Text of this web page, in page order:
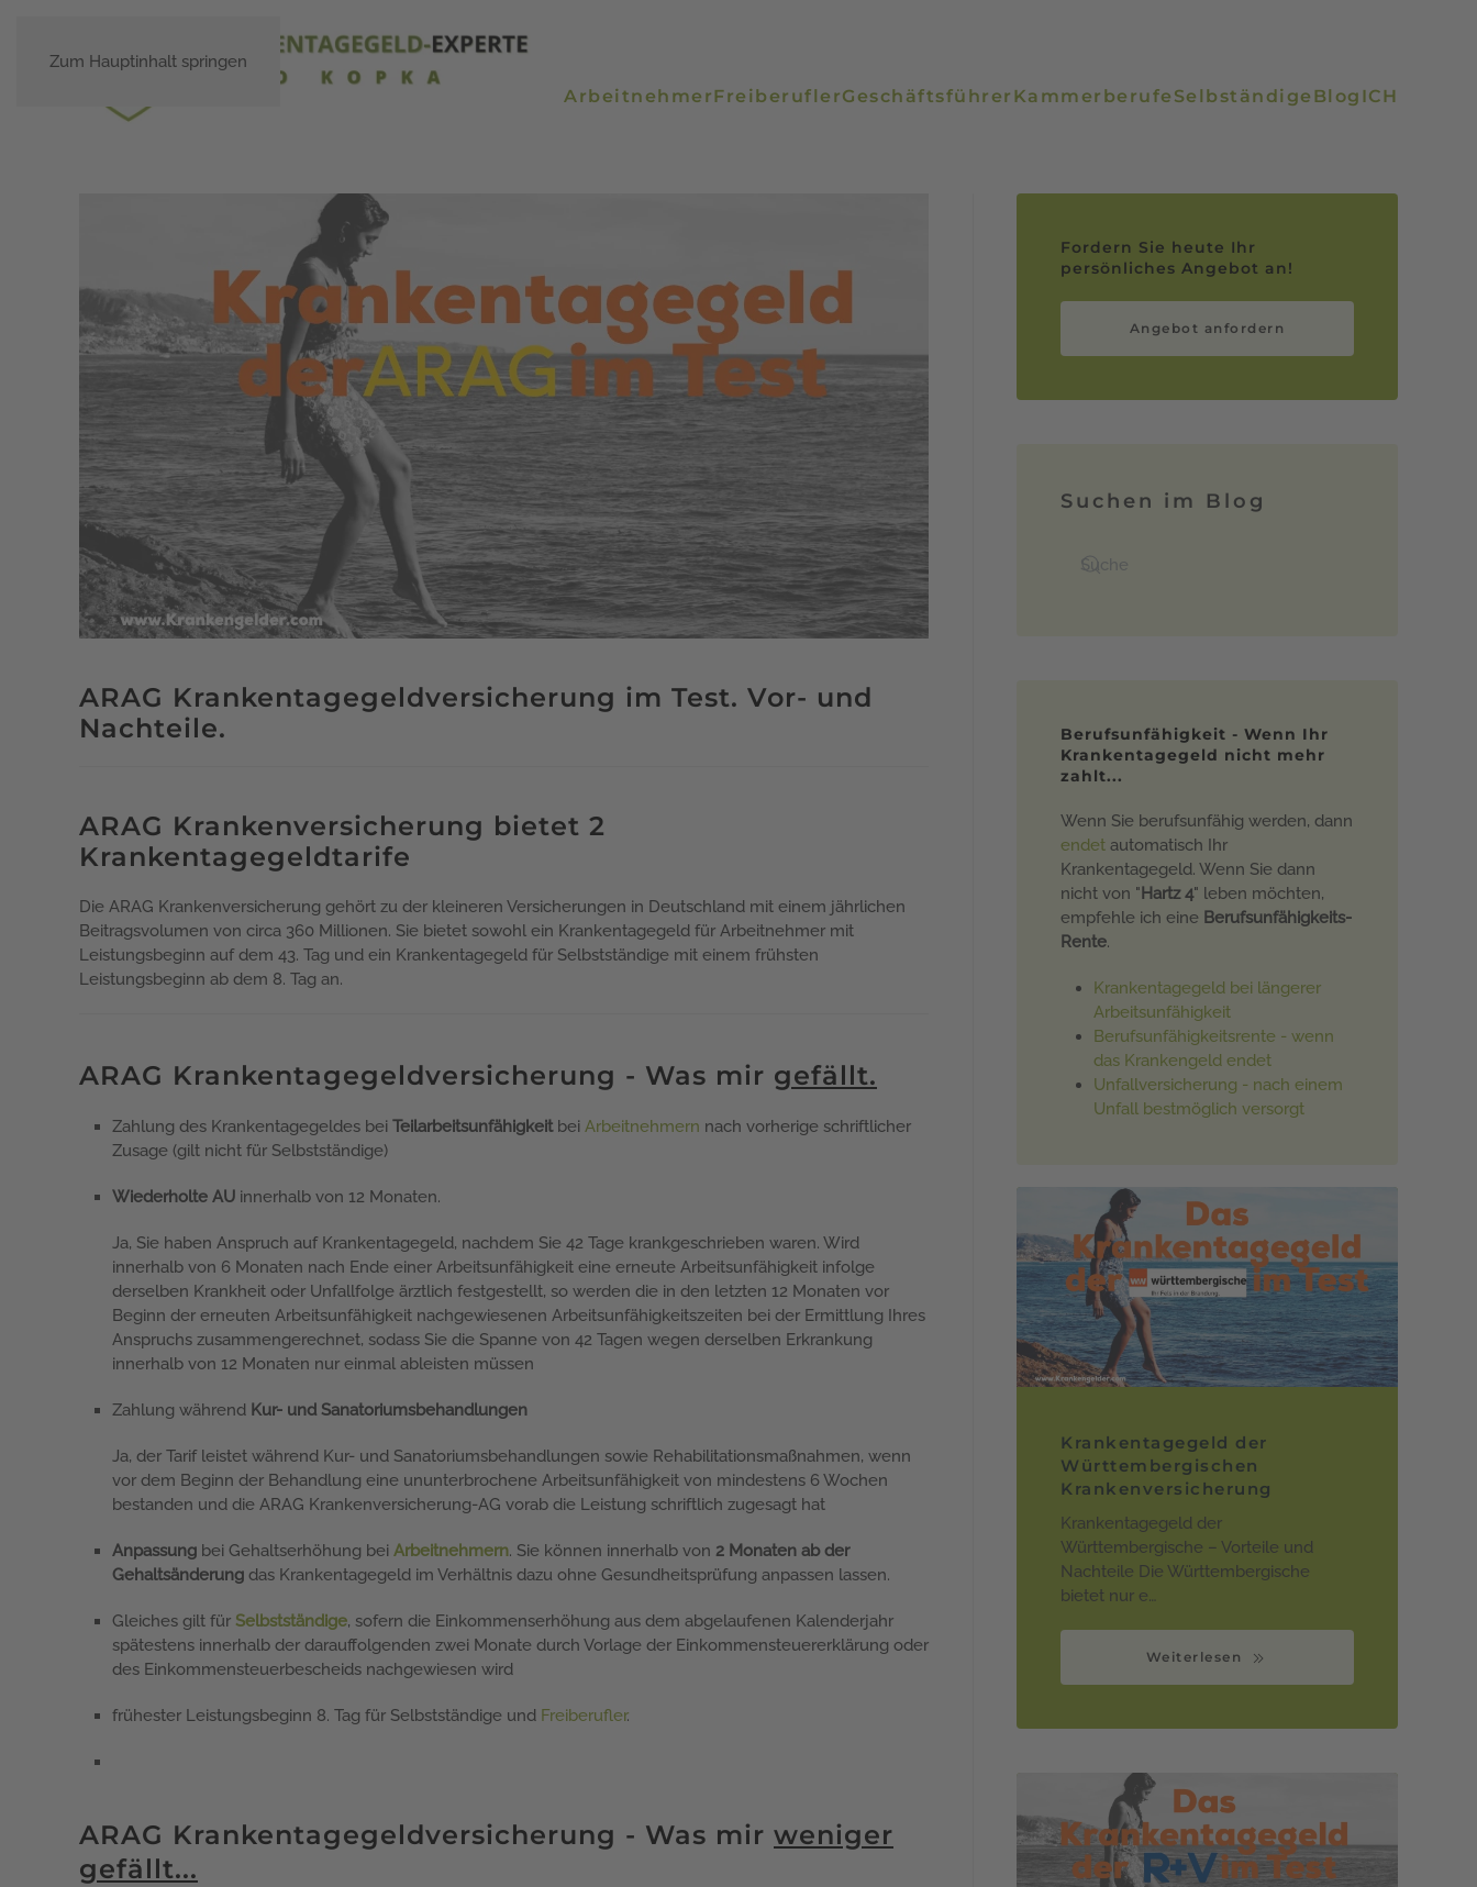
Zum Hauptinhalt springen
ArbeitnehmerFreiberuflerGeschäftsführer Kammerberufe Selbständige Blog ICH
ARAG Krankentagegeldversicherung im Test. Vor- und
Nachteile.
ARAG Krankenversicherung bietet 2
Krankentagegeldtarife
Die ARAG Krankenversicherung gehört zu der kleineren Versicherungen in Deutschland mit einem jährlichen
Beitragsvolumen von circa 360 Millionen. Sie bietet sowohl ein Krankentagegeld für Arbeitnehmer mit
Leistungsbeginn auf dem 43. Tag und ein Krankentagegeld für Selbstständige mit einem frühsten
Leistungsbeginn ab dem 8. Tag an.
ARAG Krankentagegeldversicherung - Was mir gefällt.
Zahlung des Krankentagegeldes bei Teilarbeitsunfähigkeitbei Arbeitnehmern nach vorherige schriftlicher
Zusage (gilt nicht für Selbstständige)
Wiederholte AU innerhalb von 12 Monaten.
Ja, Sie haben Anspruch auf Krankentagegeld, nachdem Sie 42 Tage krankgeschrieben waren. Wird
innerhalb von 6 Monaten nach Ende einer Arbeitsunfähigkeit eine erneute Arbeitsunfähigkeit infolge
derselben Krankheit oder Unfallfolge ärztlich festgestellt, so werden die in den letzten 12 Monaten vor
Beginn der erneuten Arbeitsunfähigkeit nachgewiesenen Arbeitsunfähigkeitszeiten bei der Ermittlung Ihres
Anspruchs zusammengerechnet, sodass Sie die Spanne von 42 Tagen wegen derselben Erkrankung
innerhalb von 12 Monaten nur einmal ableisten müssen
Zahlung während Kur- und Sanatoriumsbehandlungen
Ja, der Tarif leistet während Kur- und Sanatoriumsbehandlungen sowie Rehabilitationsmaßnahmen, wenn
vor dem Beginn der Behandlung eine ununterbrochene Arbeitsunfähigkeit von mindestens 6 Wochen
bestanden und die ARAG Krankenversicherung-AG vorab die Leistung schriftlich zugesagt hat
Anpassung bei Gehaltserhöhung bei Arbeitnehmern. Sie können innerhalb von 2 Monaten ab der
Gehaltsänderung das Krankentagegeld im Verhältnis dazu ohne Gesundheitsprüfung anpassen lassen.
Gleiches gilt für Selbstständige, sofern die Einkommenserhöhung aus dem abgelaufenen Kalenderjahr
spätestens innerhalb der darauffolgenden zwei Monate durch Vorlage der Einkommensteuererklärung oder
des Einkommensteuerbescheids nachgewiesen wird
frühester Leistungsbeginn 8. Tag für Selbstständige und Freiberufler.
ARAG Krankentagegeldversicherung - Was mir weniger
gefällt...
Fordern Sie heute Ihr
persönliches Angebot an!
Angebot anfordern
Suchen im Blog
Berufsunfähigkeit - Wenn Ihr
Krankentagegeld nicht mehr
zahlt...
Wenn Sie berufsunfähig werden, dann
endet automatisch Ihr
Krankentagegeld. Wenn Sie dann
nicht von " Hartz 4" leben möchten,
empfehle ich eine Berufsunfähigkeits-
Rente.
Krankentagegeld bei längerer
Arbeitsunfähigkeit
Berufsunfähigkeitsrente - wenn
das Krankengeld endet
Unfallversicherung - nach einem
Unfall bestmöglich versorgt
Krankentagegeld der
Württembergischen
Krankenversicherung
Krankentagegeld der
Württembergische – Vorteile und
Nachteile Die Württembergische
bietet nur e…
Weiterlesen